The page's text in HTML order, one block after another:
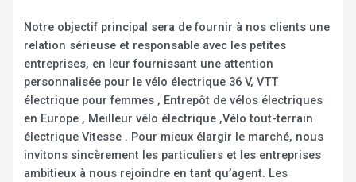
Notre objectif principal sera de fournir à nos clients une
relation sérieuse et responsable avec les petites
entreprises, en leur fournissant une attention
personnalisée pour le vélo électrique 36 V, VTT
électrique pour femmes , Entrepôt de vélos électriques
en Europe , Meilleur vélo électrique ,Vélo tout-terrain
électrique Vitesse . Pour mieux élargir le marché, nous
invitons sincèrement les particuliers et les entreprises
ambitieux à nous rejoindre en tant qu’agent. Les